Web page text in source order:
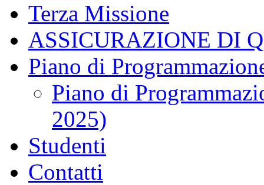
Terza Missione
ASSICURAZIONE DI
Piano di
Piano di
2025)
Studenti
Contatti